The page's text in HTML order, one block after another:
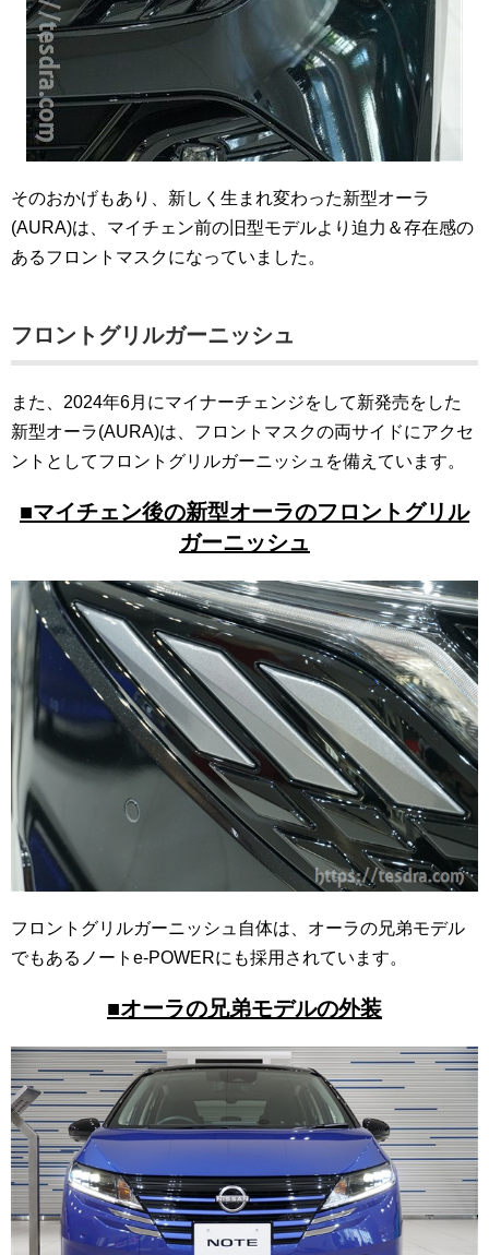
そのおかげもあり、新しく生まれ変わった新型オーラ
(AURA)は、マイチェン前の旧型モデルより迫力＆存在感の
あるフロントマスクになっていました。
フロントグリルガーニッシュ
また、2024年6月にマイナーチェンジをして新発売をした
新型オーラ(AURA)は、フロントマスクの両サイドにアクセ
ントとしてフロントグリルガーニッシュを備えています。
■マイチェン後の新型オーラのフロントグリル
ガーニッシュ
フロントグリルガーニッシュ自体は、オーラの兄弟モデル
でもあるノートe-POWERにも採用されています。
■オーラの兄弟モデルの外装